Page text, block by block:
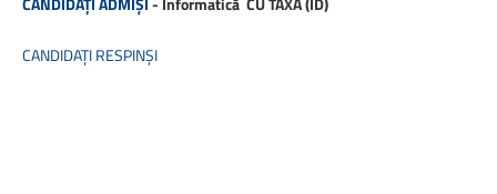
CANDIDAȚI RESPINȘI